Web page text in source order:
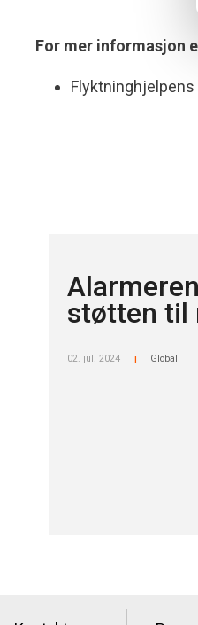
For mer informasjon
støtten til
02. jul. 2024 Global